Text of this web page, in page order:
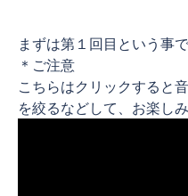
まずは第１回目という事
＊ご注意
こちらはクリックすると
を絞るなどして、お楽しみ